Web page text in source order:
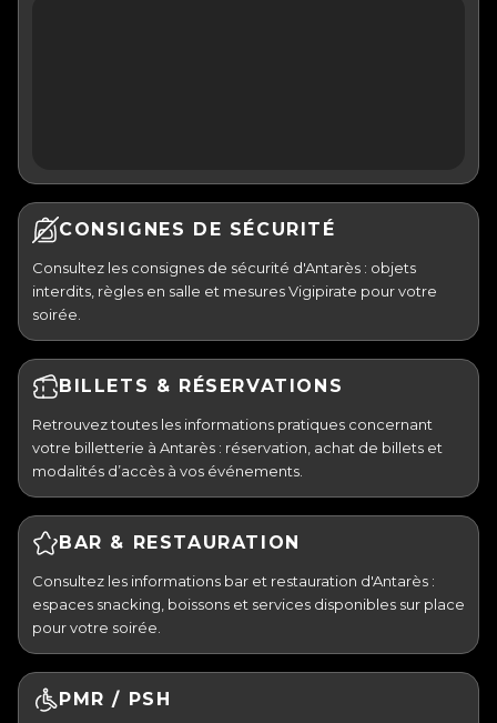
CONSIGNES DE SÉCURITÉ
Consultez les consignes de sécurité d'Antarès : objets
interdits, règles en salle et mesures Vigipirate pour votre
soirée.
BILLETS & RÉSERVATIONS
Retrouvez toutes les informations pratiques concernant
votre billetterie à Antarès : réservation, achat de billets et
modalités d’accès à vos événements.
BAR & RESTAURATION
Consultez les informations bar et restauration d'Antarès :
espaces snacking, boissons et services disponibles sur place
pour votre soirée.
PMR / PSH